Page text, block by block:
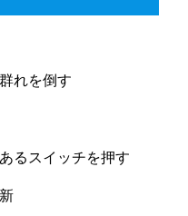
れを倒す
るスイッチを押す